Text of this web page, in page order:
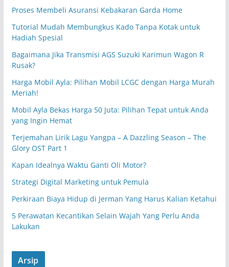
Proses Membeli Asuransi Kebakaran Garda Home
Tutorial Mudah Membungkus Kado Tanpa Kotak untuk
Hadiah Spesial
Bagaimana Jika Transmisi AGS Suzuki Karimun Wagon R
Rusak?
Harga Mobil Ayla: Pilihan Mobil LCGC dengan Harga Murah
Meriah!
Mobil Ayla Bekas Harga 50 Juta: Pilihan Tepat untuk Anda
yang Ingin Hemat
Terjemahan Lirik Lagu Yangpa – A Dazzling Season – The
Glory OST Part 1
Kapan Idealnya Waktu Ganti Oli Motor?
Strategi Digital Marketing untuk Pemula
Perkiraan Biaya Hidup di Jerman Yang Harus Kalian Ketahui
5 Perawatan Kecantikan Selain Wajah Yang Perlu Anda
Lakukan
Arsip